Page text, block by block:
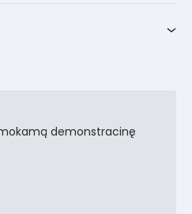
demonstracinę